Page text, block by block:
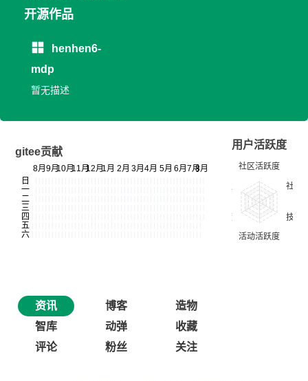
开源作品
henhen6-
mdp
暂无描述
gitee贡献
用户活跃度
资讯 博客
造物
智库
动弹
收藏
评论
粉丝 关注